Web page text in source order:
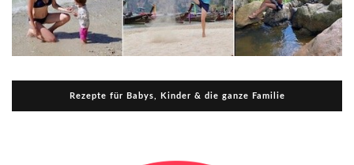
Rezepte für Babys, Kinder & die ganze Familie